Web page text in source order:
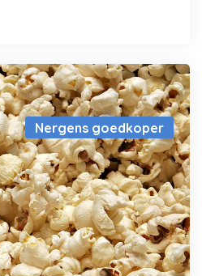
Nergens goedkoper